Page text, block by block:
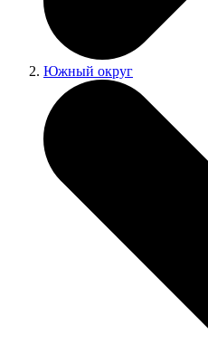
Южный округ